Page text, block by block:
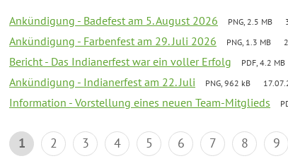
Ankündigung - Badefest am 5. August 2026 PNG, 2.5 MB
Ankündigung - Farbenfest am 29. Juli 2026 PNG, 1.3 MB
Bericht - Das Indianerfest war ein voller Erfolg PDF, 4.2 MB
Ankündigung - Indianerfest am 22. Juli PNG, 962 kB
Information - Vorstellung eines neuen Team-Mitglieds
1 2 3 4 5 6 7 8 9